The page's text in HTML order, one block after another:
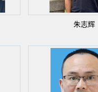
朱志辉